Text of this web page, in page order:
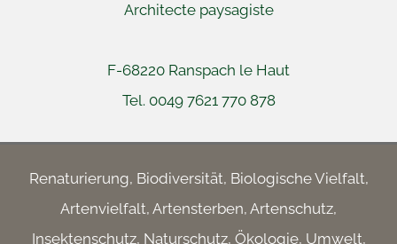
Architecte paysagiste
F-68220 Ranspach le Haut
Tel. 0049 7621 770 878
Renaturierung, Biodiversität, Biologische Vielfalt,
Artenvielfalt, Artensterben, Artenschutz,
Insektenschutz, Naturschutz, Ökologie, Umwelt,